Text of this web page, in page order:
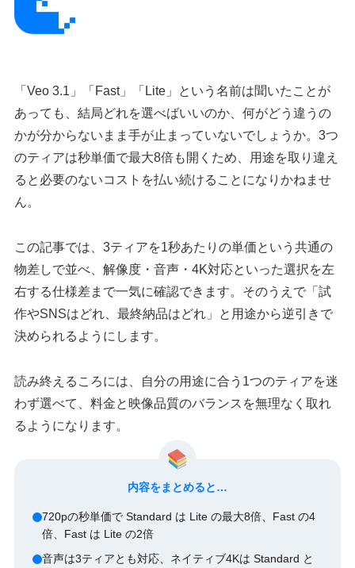
「Veo 3.1」「Fast」「Lite」という名前は聞いたことが
あっても、結局どれを選べばいいのか、何がどう違うの
かが分からないまま手が止まっていないでしょうか。3つ
のティアは秒単価で最大8倍も開くため、用途を取り違え
ると必要のないコストを払い続けることになりかねませ
ん。
この記事では、3ティアを1秒あたりの単価という共通の
物差しで並べ、解像度・音声・4K対応といった選択を左
右する仕様差まで一気に確認できます。そのうえで「試
作やSNSはどれ、最終納品はどれ」と用途から逆引きで
決められるようにします。
読み終えるころには、自分の用途に合う1つのティアを迷
わず選べて、料金と映像品質のバランスを無理なく取れ
るようになります。
内容をまとめると…
720pの秒単価で Standard は Lite の最大8倍、Fast の4
倍、Fast は Lite の2倍
音声は3ティアとも対応、ネイティブ4Kは Standard と